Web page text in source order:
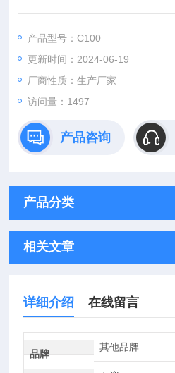
节，更小的目标。
产品型号：C100
更新时间：2024-06-19
厂商性质：生产厂家
访问量：1497
产品咨询
产品分类
相关文章
详细介绍 在线留言
品牌
其他品牌